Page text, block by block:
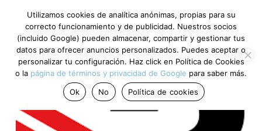
Utilizamos cookies de analítica anónimas, propias para su
correcto funcionamiento y de publicidad. Nuestros socios
(incluido Google) pueden almacenar, compartir y gestionar tus
datos para ofrecer anuncios personalizados. Puedes aceptar o
personalizar tu configuración. Haz click en Política de Cookies
o la página de términos y privacidad de Google para saber más.
Ok
No Política de cookies